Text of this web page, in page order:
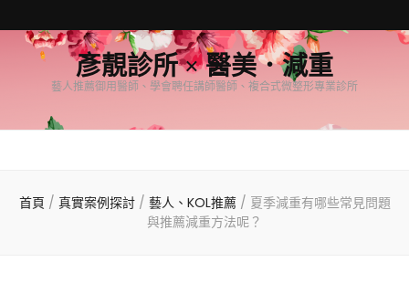
彥靚診所 × 醫美．減重
藝人推薦御用醫師、學會聘任講師醫師、複合式微整形專業診所
首頁 / 真實案例探討 / 藝人、KOL推薦 / 夏季減重有哪些常見問題
與推薦減重方法呢？